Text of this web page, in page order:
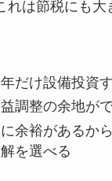
れは節税にも大
だけ設備投資
調整の余地が
余裕があるか
を選べる